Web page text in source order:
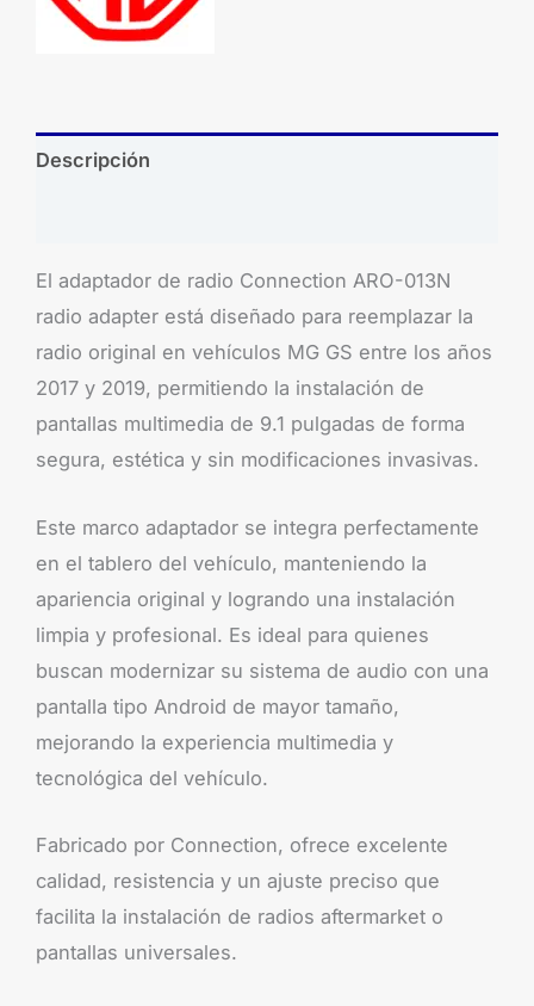
Descripción
El adaptador de radio Connection ARO-013N
radio adapter está diseñado para reemplazar la
radio original en vehículos MG GS entre los años
2017 y 2019, permitiendo la instalación de
pantallas multimedia de 9.1 pulgadas de forma
segura, estética y sin modificaciones invasivas.
Este marco adaptador se integra perfectamente
en el tablero del vehículo, manteniendo la
apariencia original y logrando una instalación
limpia y profesional. Es ideal para quienes
buscan modernizar su sistema de audio con una
pantalla tipo Android de mayor tamaño,
mejorando la experiencia multimedia y
tecnológica del vehículo.
Fabricado por Connection, ofrece excelente
calidad, resistencia y un ajuste preciso que
facilita la instalación de radios aftermarket o
pantallas universales.